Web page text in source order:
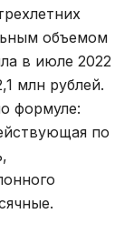
объемом
в июле 2022
млн рублей.
формуле:
по